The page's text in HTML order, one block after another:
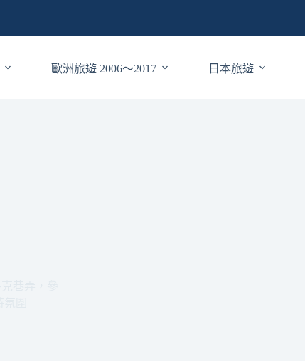
歐洲旅遊 2006～2017 日本旅遊